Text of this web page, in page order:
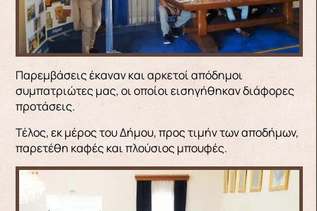
Παρεμβάσεις έκαναν και αρκετοί απόδημοι
συμπατριώτες μας, οι οποίοι εισηγήθηκαν διάφορες
προτάσεις.
Τέλος, εκ μέρος του Δήμου, προς τιμήν των αποδήμων,
παρετέθη καφές και πλούσιος μπουφές.